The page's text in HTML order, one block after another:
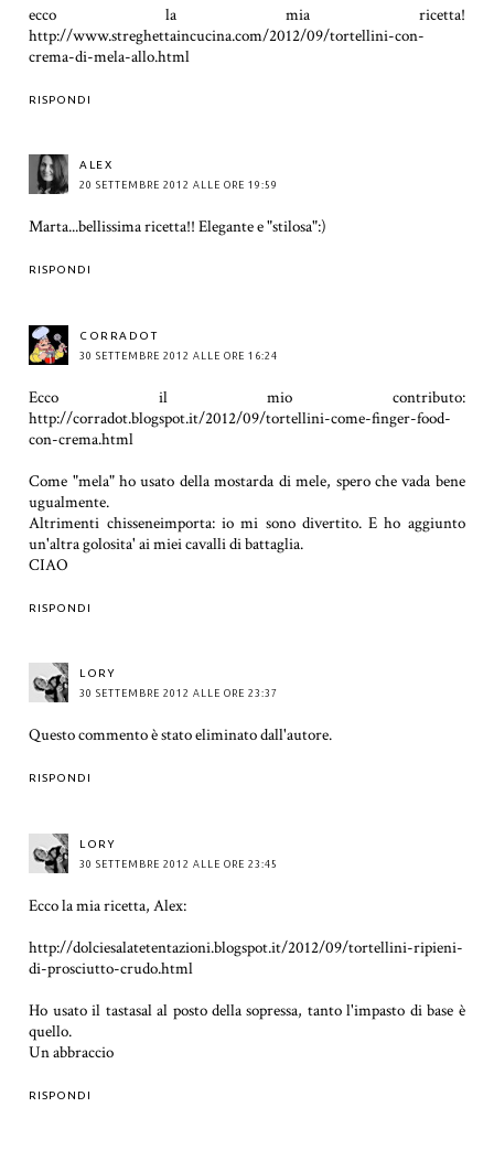
ecco la mia ricetta!
http://www.streghettaincucina.com/2012/09/tortellini-con-
crema-di-mela-allo.html
RISPONDI
ALEX
20 SETTEMBRE 2012 ALLE ORE 19:59
Marta...bellissima ricetta!! Elegante e "stilosa":)
RISPONDI
CORRADOT
30 SETTEMBRE 2012 ALLE ORE 16:24
Ecco il mio contributo:
http://corradot.blogspot.it/2012/09/tortellini-come-finger-food-
con-crema.html
Come "mela" ho usato della mostarda di mele, spero che vada bene
ugualmente.
Altrimenti chisseneimporta: io mi sono divertito. E ho aggiunto
un'altra golosita' ai miei cavalli di battaglia.
CIAO
RISPONDI
LORY
30 SETTEMBRE 2012 ALLE ORE 23:37
Questo commento è stato eliminato dall'autore.
RISPONDI
LORY
30 SETTEMBRE 2012 ALLE ORE 23:45
Ecco la mia ricetta, Alex:
http://dolciesalatetentazioni.blogspot.it/2012/09/tortellini-ripieni-
di-prosciutto-crudo.html
Ho usato il tastasal al posto della sopressa, tanto l'impasto di base è
quello.
Un abbraccio
RISPONDI